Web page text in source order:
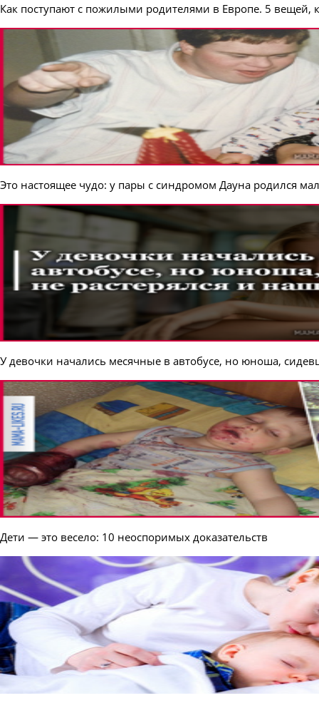
Как поступают с пожилыми родителями в Европе. 5 вещей,
Это настоящее чудо: у пары с синдромом Дауна родился
У девочки начались месячные в автобусе, но юноша,
Дети — это весело: 10 неоспоримых доказательств